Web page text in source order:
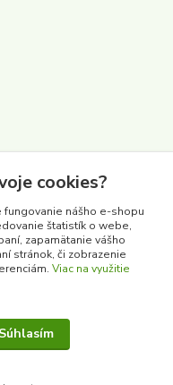
cookies?
fungovanie nášho e-shopu
štatistík o webe,
zapamätanie vášho
stránok, či zobrazenie
Viac na využitie
Súhlasím